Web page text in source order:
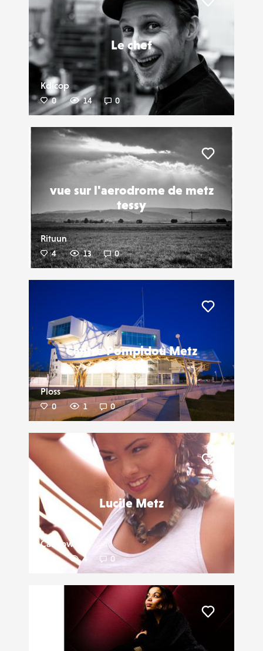
Le chef
Kdicop
0 14 0
vue sur l'aerodrome de metz
tessy
Rituun
4 13 0
Centre Pompidou Metz
Ploss
0 1 0
Lucile Metz
Camlow
4 0
Liker